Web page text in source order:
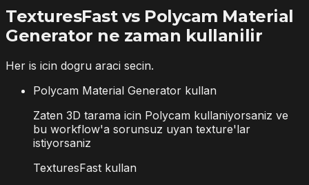
TexturesFast vs Polycam Material
Generator ne zaman kullanilir
Her is icin dogru araci secin.
Polycam Material Generator kullan
Zaten 3D tarama icin Polycam kullaniyorsaniz ve
bu workflow'a sorunsuz uyan texture'lar
istiyorsaniz
TexturesFast kullan